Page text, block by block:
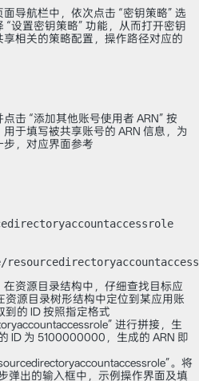
导航栏中，依次点击 “密钥策略” 选
设置密钥策略” 功能，从而打开密钥
相关的策略配置，操作路径对应的
击 “添加其他账号使用者 ARN” 按
于填写被共享账号的 ARN 信息，为
，对应界面参考
资源目录结构中，仔细查找目标应
资源目录树形结构中定位到某应用账
到的 ID 按照指定格式
进行拼接，生
ID 为 5100000000，生成的 ARN 即
。将
弹出的输入框中，示例操作界面及填